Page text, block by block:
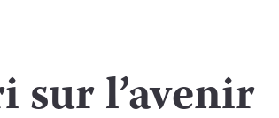
sur l’avenir